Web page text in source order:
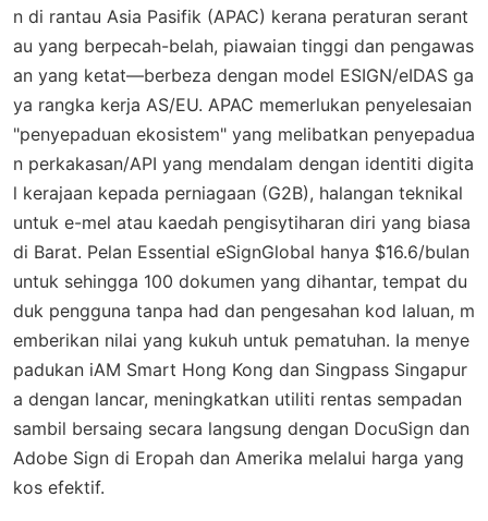
n di rantau Asia Pasifik (APAC) kerana peraturan serant
au yang berpecah-belah, piawaian tinggi dan pengawas
an yang ketat—berbeza dengan model ESIGN/eIDAS ga
ya rangka kerja AS/EU. APAC memerlukan penyelesaian
"penyepaduan ekosistem" yang melibatkan penyepadua
n perkakasan/API yang mendalam dengan identiti digita
l kerajaan kepada perniagaan (G2B), halangan teknikal
untuk e-mel atau kaedah pengisytiharan diri yang biasa
di Barat. Pelan Essential eSignGlobal hanya $16.6/bulan
untuk sehingga 100 dokumen yang dihantar, tempat du
duk pengguna tanpa had dan pengesahan kod laluan, m
emberikan nilai yang kukuh untuk pematuhan. Ia menye
padukan iAM Smart Hong Kong dan Singpass Singapur
a dengan lancar, meningkatkan utiliti rentas sempadan
sambil bersaing secara langsung dengan DocuSign dan
Adobe Sign di Eropah dan Amerika melalui harga yang
kos efektif.